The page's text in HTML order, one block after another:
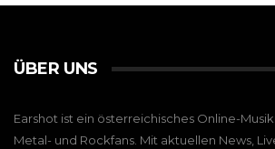
ÜBER UNS
Earshot ist ein österreichisches Online-
Metal- und Rockfans. Mit aktuellen News,